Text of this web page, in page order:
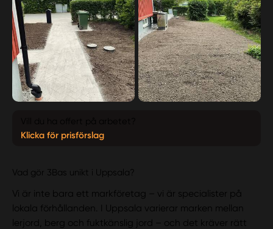
Klicka för prisförslag
Vad gör 3Bas unikt i Uppsala?
Vi är inte bara ett markföretag – vi är specialister på
lokala förhållanden. I Uppsala varierar marken mellan
lerjord, berg och fuktkänslig jord – och det kräver rätt